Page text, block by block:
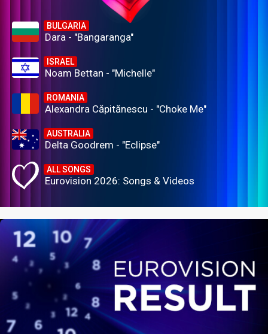
BULGARIA
Dara - "Bangaranga"
ISRAEL
Noam Bettan - "Michelle"
ROMANIA
Alexandra Căpitănescu - "Choke Me"
AUSTRALIA
Delta Goodrem - "Eclipse"
ALL SONGS
Eurovision 2026: Songs & Videos